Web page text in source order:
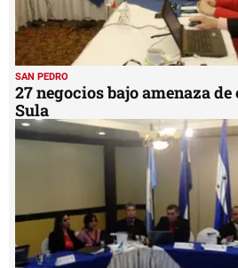
SAN PEDRO
27 negocios bajo amenaza
Sula